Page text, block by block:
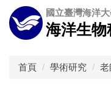
跳
到
主
國立臺灣海洋
海洋生
首頁 學術研究 老